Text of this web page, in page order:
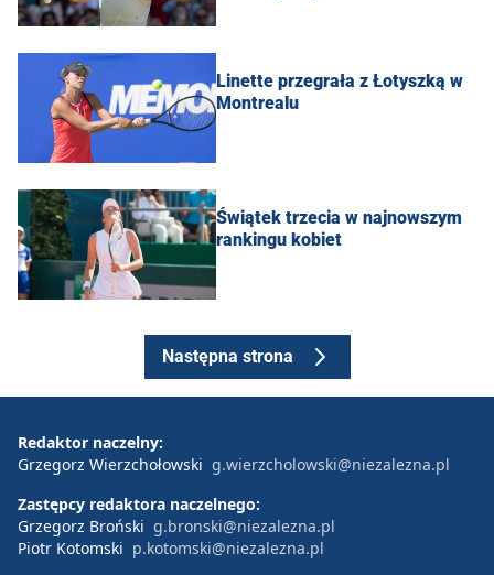
Linette przegrała z Łotyszką w
Montrealu
Świątek trzecia w najnowszym
rankingu kobiet
Następna strona
Redaktor naczelny:
Grzegorz Wierzchołowski g.wierzcholowski@niezalezna.pl
Zastępcy redaktora naczelnego:
Grzegorz Broński g.bronski@niezalezna.pl
Piotr Kotomski p.kotomski@niezalezna.pl